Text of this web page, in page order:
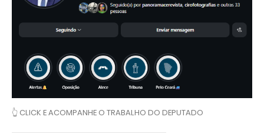
👆 CLICK E ACOMPANHE O TRABALHO DO DEPUTADO